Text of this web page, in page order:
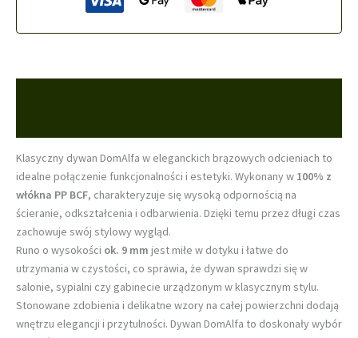
Klasyczny dywan DomAlfa w eleganckich brązowych odcieniach to
idealne połączenie funkcjonalności i estetyki. Wykonany w 100% z
włókna PP BCF, charakteryzuje się wysoką odpornością na
ścieranie, odkształcenia i odbarwienia. Dzięki temu przez długi czas
zachowuje swój stylowy wygląd.
Runo o wysokości ok. 9 mm jest miłe w dotyku i łatwe do
utrzymania w czystości, co sprawia, że dywan sprawdzi się w
salonie, sypialni czy gabinecie urządzonym w klasycznym stylu.
Stonowane zdobienia i delikatne wzory na całej powierzchni dodają
wnętrzu elegancji i przytulności. Dywan DomAlfa to doskonały wybór